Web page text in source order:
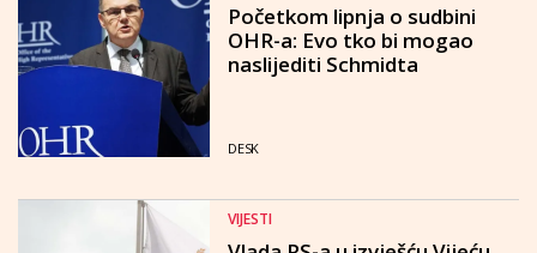
Početkom lipnja o sudbini
OHR-a: Evo tko bi mogao
naslijediti Schmidta
DESK
VIJESTI